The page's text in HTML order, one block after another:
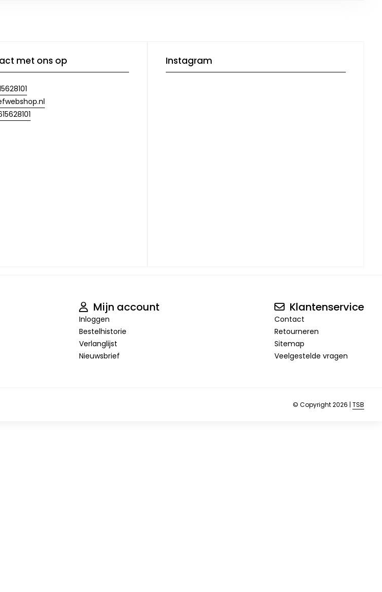
met ons op Instagram
Mijn account
Inloggen
Bestelhistorie
Verlanglijst
Nieuwsbrief
Klantenservice
Contact
Retourneren
Sitemap
Veelgestelde vragen
© Copyright 2026 | TSB